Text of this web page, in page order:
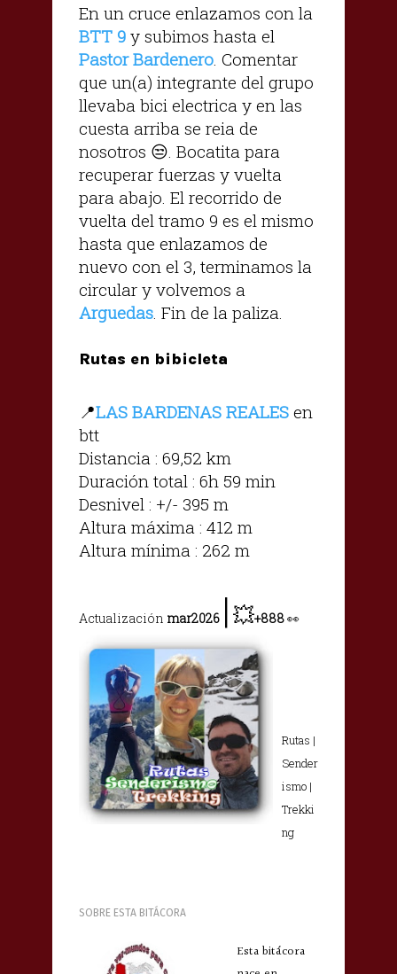
En un cruce enlazamos con la
BTT 9 y subimos hasta el
Pastor Bardenero . Comentar
que un(a) integrante del grupo
llevaba bici electrica y en las
cuesta arriba se reia de
nosotros 😒. Bocatita para
recuperar fuerzas y vuelta
para abajo. El recorrido de
vuelta del tramo 9 es el mismo
hasta que enlazamos de
nuevo con el 3, terminamos la
circular y volvemos a
Arguedas . Fin de la paliza.
Rutas en bibicleta
📍LAS BARDENAS REALES en
btt
Distancia : 69,52 km
Duración total : 6h 59 min
Desnivel : +/- 395 m
Altura máxima : 412 m
Altura mínima : 262 m
Actualización mar2026 |💥+888👀
Rutas |
Sender
ismo |
Trekki
ng
SOBRE ESTA BITÁCORA
Esta bitácora